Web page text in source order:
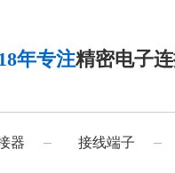
年专注精密电子
器 接线端子